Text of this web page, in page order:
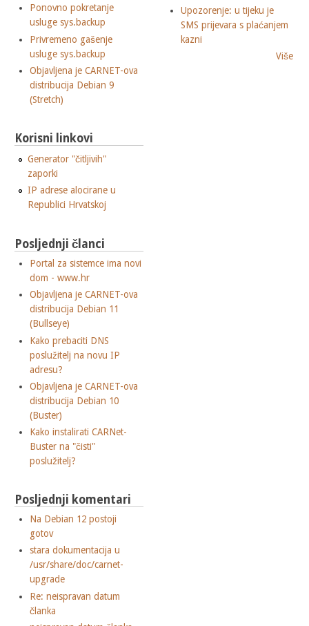
Ponovno pokretanje
usluge sys.backup
Privremeno gašenje
usluge sys.backup
Objavljena je CARNET-ova
distribucija Debian 9
(Stretch)
Korisni linkovi
Generator "čitljivih"
zaporki
IP adrese alocirane u
Republici Hrvatskoj
Posljednji članci
Portal za sistemce ima novi
dom - www.hr
Objavljena je CARNET-ova
distribucija Debian 11
(Bullseye)
Kako prebaciti DNS
poslužitelj na novu IP
adresu?
Objavljena je CARNET-ova
distribucija Debian 10
(Buster)
Kako instalirati CARNet-
Buster na "čisti"
poslužitelj?
Posljednji komentari
Na Debian 12 postoji
gotov
stara dokumentacija u
/usr/share/doc/carnet-
upgrade
Re: neispravan datum
članka
Upozorenje: u tijeku je
SMS prijevara s plaćanjem
kazni
Više